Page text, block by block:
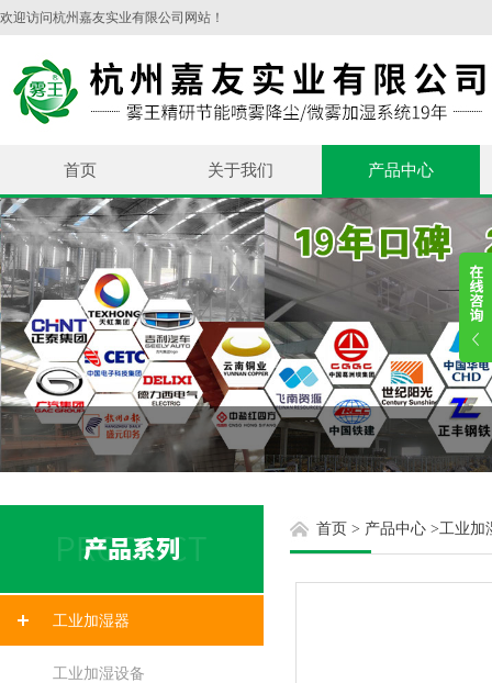
欢迎访问杭州嘉友实业有限公司网站！
首页 关于我们 产品中心
工业加湿器
工业加湿设备
首页 > 产品中心 >工业加